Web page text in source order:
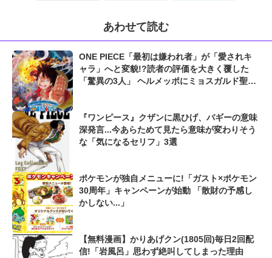
あわせて読む
ONE PIECE「最初は嫌われ者」が「愛されキ
ャラ」へと変貌!?読者の評価を大きく覆した
「驚異の3人」 ヘルメッポにミョスガルド聖
『ワンピース』クザンに黒ひげ、バギーの意味
深発言...今あらためて見たら意味が変わりそう
な「気になるセリフ」3選
ポケモンが独自メニューに!「ガスト×ポケモン
30周年」キャンペーンが始動 「散財の予感し
かしない...」
【無料漫画】かりあげクン(1805回)毎日2回配
信!「岩風呂」思わず絶叫してしまった理由